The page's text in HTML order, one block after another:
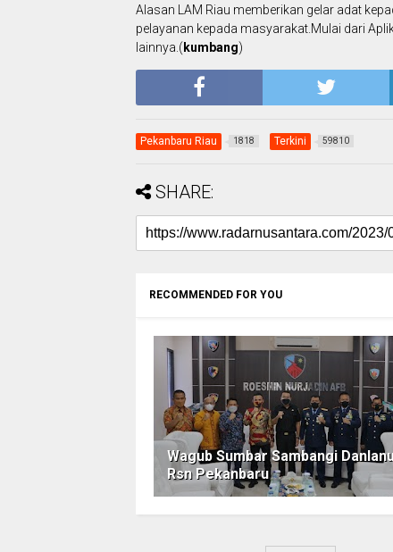
Alasan LAM Riau memberikan gelar adat
pelayanan kepada masyarakat.Mulai dari
lainnya.( kumbang)
Pekanbaru Riau 1818 Terkini 59810
SHARE:
RECOMMENDED FOR YOU
Wagub Sumbar Sambangi
Rsn Pekanbaru